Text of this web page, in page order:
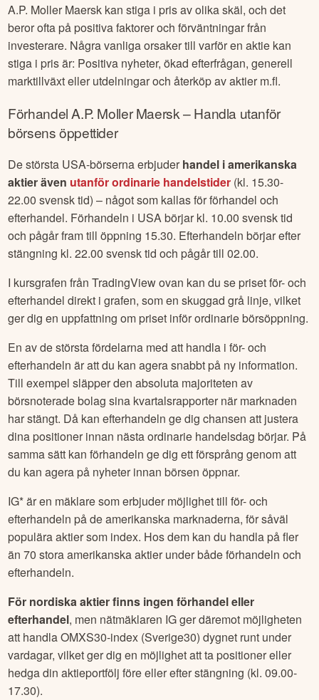
A.P. Moller Maersk kan stiga i pris av olika skäl, och det
beror ofta på positiva faktorer och förväntningar från
investerare. Några vanliga orsaker till varför en aktie kan
stiga i pris är: Positiva nyheter, ökad efterfrågan, generell
marktillväxt eller utdelningar och återköp av aktier m.fl.
FörhandelA.P. Moller Maersk– Handla utanför
börsens öppettider
De största USA-börserna erbjuder handel i amerikanska
aktier även utanför ordinarie handelstider (kl. 15.30-
22.00 svensk tid) – något som kallas för förhandel och
efterhandel. Förhandeln i USA börjar kl. 10.00 svensk tid
och pågår fram till öppning 15.30. Efterhandeln börjar efter
stängning kl. 22.00 svensk tid och pågår till 02.00.
I kursgrafen från TradingView ovan kan du se priset för- och
efterhandel direkt i grafen, som en skuggad grå linje, vilket
ger dig en uppfattning om priset inför ordinarie börsöppning.
En av de största fördelarna med att handla i för- och
efterhandeln är att du kan agera snabbt på ny information.
Till exempel släpper den absoluta majoriteten av
börsnoterade bolag sina kvartalsrapporter när marknaden
har stängt. Då kan efterhandeln ge dig chansen att justera
dina positioner innan nästa ordinarie handelsdag börjar. På
samma sätt kan förhandeln ge dig ett försprång genom att
du kan agera på nyheter innan börsen öppnar.
IG* är en mäklare som erbjuder möjlighet till för- och
efterhandeln på de amerikanska marknaderna, för såväl
populära aktier som index. Hos dem kan du handla på fler
än 70 stora amerikanska aktier under både förhandeln och
efterhandeln.
För nordiska aktier finns ingen förhandel eller
efterhandel, men nätmäklaren IG ger däremot möjligheten
att handla OMXS30-index (Sverige30) dygnet runt under
vardagar, vilket ger dig en möjlighet att ta positioner eller
hedga din aktieportfölj före eller efter stängning (kl. 09.00-
17.30).